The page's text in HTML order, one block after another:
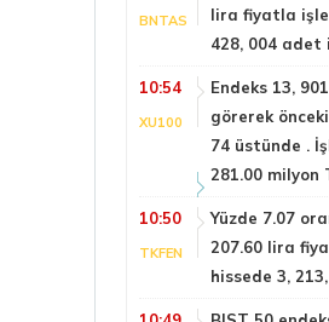
BNTAS
lira fiyatla
428, 004 adet
10:54
XU100
Endeks 13,
görerek önceki
74 üstünde .
281.00 milyon
10:50
TKFEN
Yüzde 7.07
207.60 lira
hissede 3,